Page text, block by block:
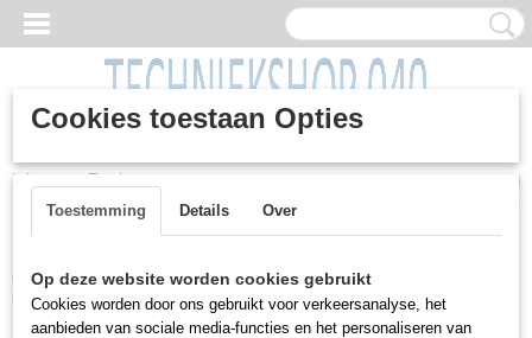
Inloggen Registreren
Home >Machines> Zaagmachines> Metaal afkortzaag, MEP,
Falcon 275, 400 volt, bwj 1995
Cookies toestaan Opties
Toestemming Details Over
Op deze website worden cookies gebruikt
Cookies worden door ons gebruikt voor verkeersanalyse, het
aanbieden van sociale media-functies en het personaliseren van